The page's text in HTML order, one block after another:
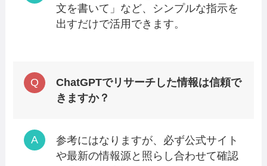
文を書いて」など、シンプルな指示を
出すだけで活用できます。
ChatGPTでリサーチした情報は信頼で
きますか？
参考にはなりますが、必ず公式サイト
や最新の情報源と照らし合わせて確認